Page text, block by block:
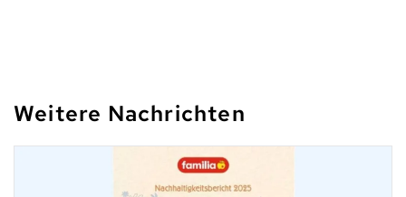
Weitere Nachrichten